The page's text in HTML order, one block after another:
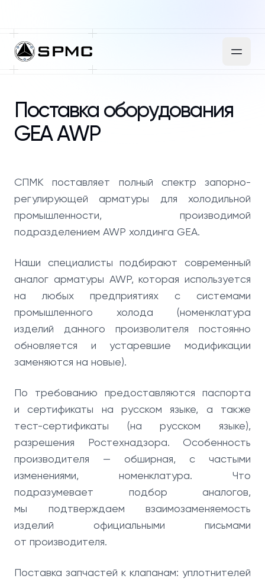
Поставка оборудования
GEA AWP
СПМК поставляет полный спектр запорно-
регулирующей арматуры для холодильной
промышленности, производимой
подразделением AWP холдинга GEA.
Наши специалисты подбирают современный
аналог арматуры AWP, которая используется
на любых предприятиях с системами
промышленного холода (номенклатура
изделий данного произволителя постоянно
обновляется и устаревшие модификации
заменяются на новые).
По требованию предоставляются паспорта
и сертификаты на русском языке, а также
тест-сертификаты (на русском языке),
разрешения Ростехнадзора. Особенность
производителя — обширная, с частыми
изменениями, номенклатура. Что
подразумевает подбор аналогов,
мы подтверждаем взаимозаменяемость
изделий официальными письмами
от производителя.
Поставка запчастей к клапанам: уплотнителей